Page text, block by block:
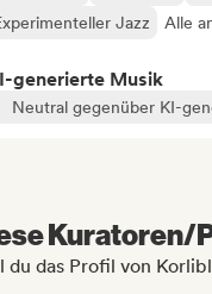
Jazz
Alle
generierte Musik
Neutral gegenüber KI-
Kuratoren/
du das Profil von